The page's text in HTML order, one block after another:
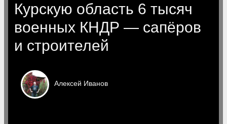
Курскую область 6 тысяч
военных КНДР — сапёров
и строителей
Алексей Иванов